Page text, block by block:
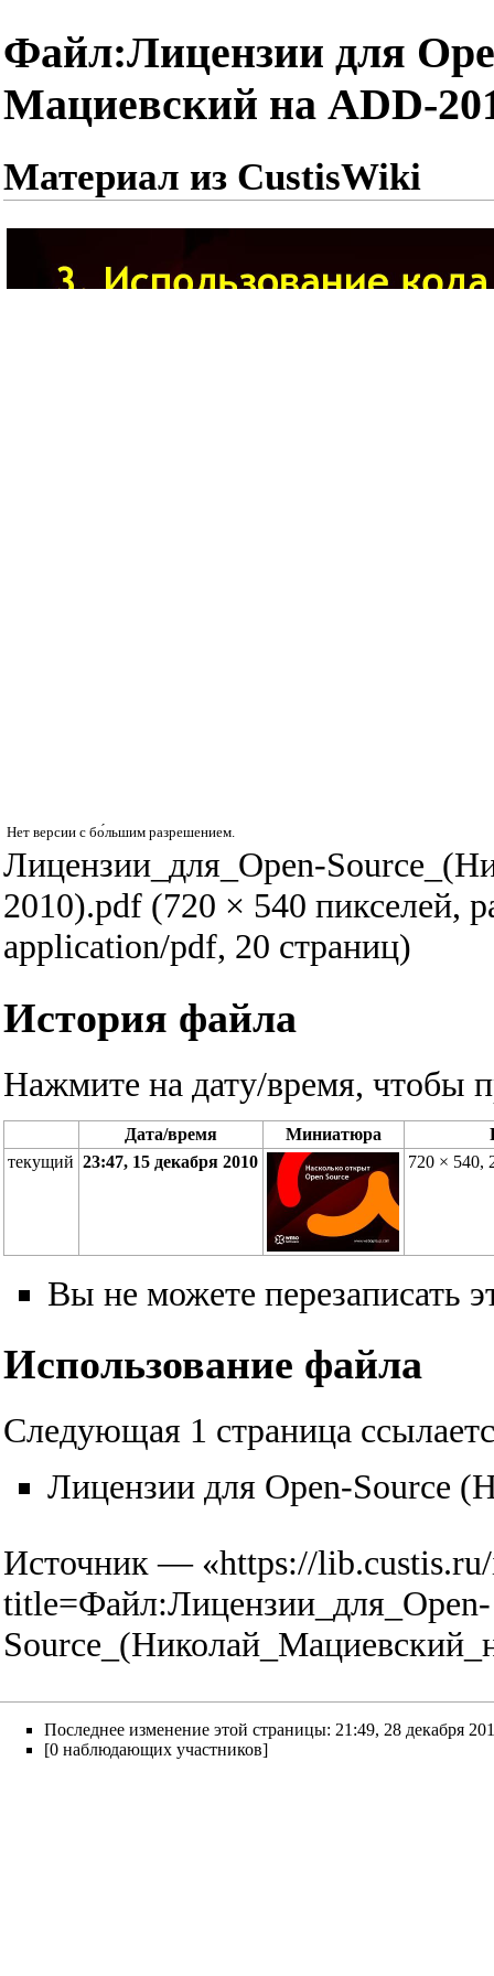
Файл:Лицензии для
Мациевский на ADD-
Материал из CustisWiki
Нет версии с бо́льшим разрешением.
Лицензии_для_Open-
2010).pdf (720 × 540 пикселей,
application/pdf, 20 страниц)
История файла
Нажмите на дату/время, чтобы
Дата/время Миниатюра
текущий 23:47, 15 декабря 2010 720 × 540,
Вы не можете перезаписать
Использование файла
Следующая 1 страница
Лицензии для Open-Source
Источник — «https://
title=Файл:Лицензии_для_Open-
Последнее изменение этой страницы: 21:49, 28 декабря
[0 наблюдающих участников]